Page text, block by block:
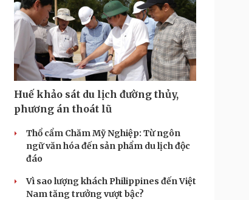
Huế khảo sát du lịch đường thủy,
phương án thoát lũ
Thổ cẩm Chăm Mỹ Nghiệp: Từ ngôn
ngữ văn hóa đến sản phẩm du lịch độc
đáo
Vì sao lượng khách Philippines đến Việt
Nam tăng trưởng vượt bậc?